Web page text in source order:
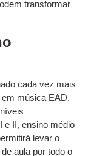
transformar
cada vez mais
música EAD,
e II, ensino médio
levar o
aula por todo o